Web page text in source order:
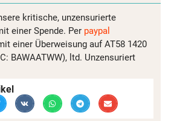
kritische, unzensurierte
einer Spende. Per paypal
einer Überweisung auf AT58 1420
BAWAATWW), ltd. Unzensuriert